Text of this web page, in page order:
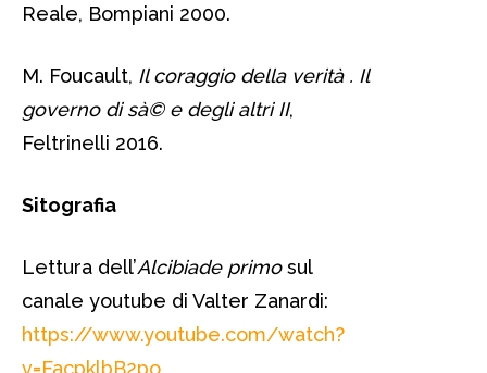
Reale, Bompiani 2000.
M. Foucault, Il coraggio della verità . Il
governo di sà© e degli altri II,
Feltrinelli 2016.
Sitografia
Lettura dell’Alcibiade primosul
canale youtube di Valter Zanardi:
https://www.youtube.com/watch?
v=FacpklbB2po